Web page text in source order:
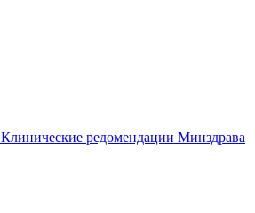
Клинические редомендации Минздрава